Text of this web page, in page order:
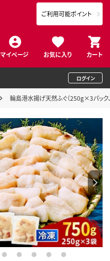
マイページ お気に入り カート
ご利用可能ポイント
ログイン
輪島港水揚げ天然ふぐ（250g×3パック
6 7 8 9 10